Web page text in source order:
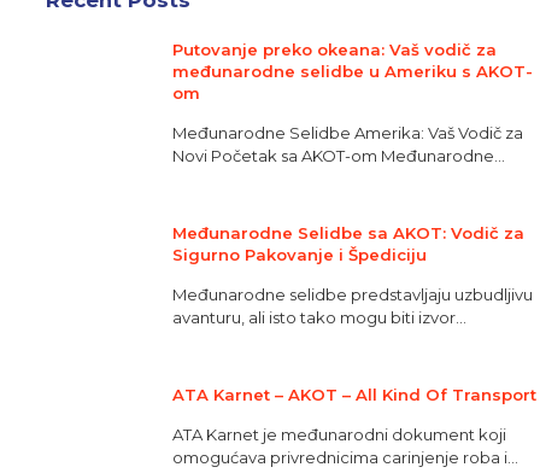
Putovanje preko okeana: Vaš vodič za
međunarodne selidbe u Ameriku s AKOT-
om
Međunarodne Selidbe Amerika: Vaš Vodič za
Novi Početak sa AKOT-om Međunarodne...
Međunarodne Selidbe sa AKOT: Vodič za
Sigurno Pakovanje i Špediciju
Međunarodne selidbe predstavljaju uzbudljivu
avanturu, ali isto tako mogu biti izvor...
ATA Karnet – AKOT – All Kind Of Transport
ATA Karnet je međunarodni dokument koji
omogućava privrednicima carinjenje roba i...